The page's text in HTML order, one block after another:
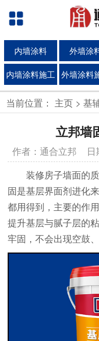
内墙涂料 外墙涂
内墙涂料施工 外墙涂料
当前位置： 主页> 基
立邦墙
作者：通合立邦 日
装修房子墙面的质
固是基层界面剂进化
都用得到，主要的作
提升基层与腻子层的
牢固，不会出现空鼓、